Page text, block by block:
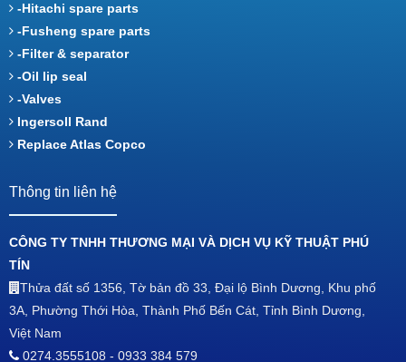
-Hitachi spare parts
-Fusheng spare parts
-Filter & separator
-Oil lip seal
-Valves
Ingersoll Rand
Replace Atlas Copco
Thông tin liên hệ
CÔNG TY TNHH THƯƠNG MẠI VÀ DỊCH VỤ KỸ THUẬT PHÚ
TÍN
Thửa đất số 1356, Tờ bản đồ 33, Đại lộ Bình Dương, Khu phố
3A, Phường Thới Hòa, Thành Phố Bến Cát, Tỉnh Bình Dương,
Việt Nam
0274.3555108 - 0933 384 579